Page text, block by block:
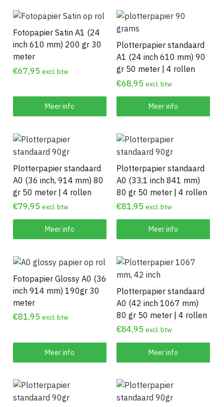
Fotopapier Satin A1 (24
inch 610 mm) 200 gr 30
meter
€67,95 excl. btw
Meer info
Plotterpapier standaard
A1 (24 inch 610 mm) 90
gr 50 meter | 4 rollen
€68,95 excl. btw
Meer info
Plotterpapier standaard
A0 (36 inch, 914 mm) 80
gr 50 meter | 4 rollen
€79,95 excl. btw
Meer info
Plotterpapier standaard
A0 (33,1 inch 841 mm)
80 gr 50 meter | 4 rollen
€81,95 excl. btw
Meer info
Fotopapier Glossy A0 (36
inch 914 mm) 190gr 30
meter
€81,95 excl. btw
Meer info
Plotterpapier standaard
A0 (42 inch 1067 mm)
80 gr 50 meter | 4 rollen
€84,95 excl. btw
Meer info